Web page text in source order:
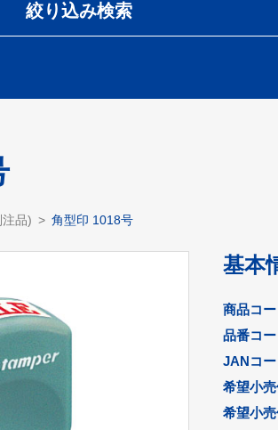
絞り込み検索
品) 角型印 1018号
基本
商品コ
品番コ
JANコ
希望小
希望小